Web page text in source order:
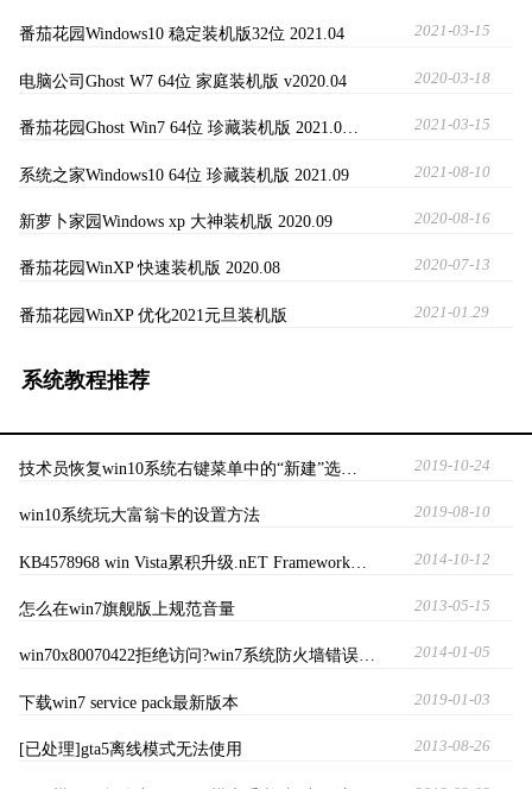
番茄花园Windows10 稳定装机版32位 2021.04 2021-03-15
电脑公司Ghost W7 64位 家庭装机版 v2020.04 2020-03-18
番茄花园Ghost Win7 64位 珍藏装机版 2021.0… 2021-03-15
系统之家Windows10 64位 珍藏装机版 2021.09 2021-08-10
新萝卜家园Windows xp 大神装机版 2020.09 2020-08-16
番茄花园WinXP 快速装机版 2020.08 2020-07-13
番茄花园WinXP 优化2021元旦装机版 2021-01.29
系统教程推荐
技术员恢复win10系统右键菜单中的“新建”选… 2019-10-24
win10系统玩大富翁卡的设置方法 2019-08-10
KB4578968 win Vista累积升级.nET Framework… 2014-10-12
怎么在win7旗舰版上规范音量 2013-05-15
win70x80070422拒绝访问?win7系统防火墙错误… 2014-01-05
下载win7 service pack最新版本 2019-01-03
[已处理]gta5离线模式无法使用 2013-08-26